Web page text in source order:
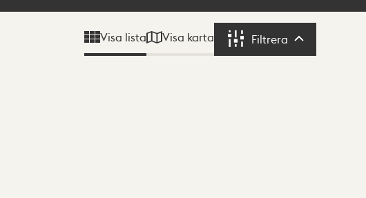
Visa lista Visa karta Filtrera Filtrera